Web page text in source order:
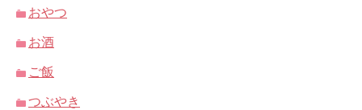
おやつ
お酒
ご飯
つぶやき